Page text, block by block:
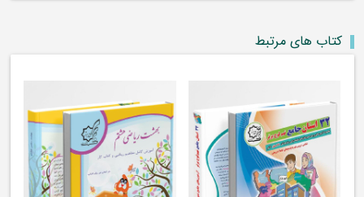
کتاب های مرتبط